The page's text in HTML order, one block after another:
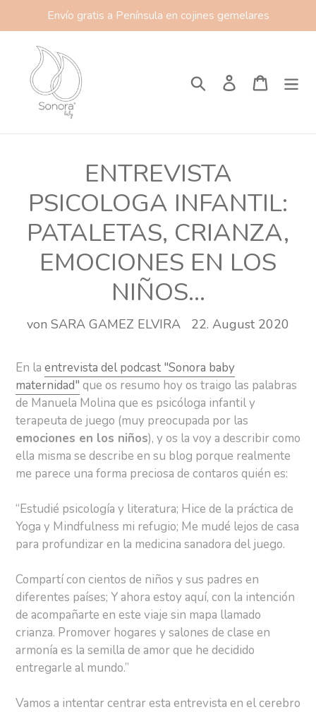
zum
Envío gratis a Península en cojines gemelares
Suchen Einloggen
ENTREVISTA
PSICOLOGA INFANTIL:
PATALETAS, CRIANZA,
EMOCIONES EN LOS
NIÑOS...
von SARA GAMEZ ELVIRA 22. August 2020
En la entrevista del podcast "Sonora baby
maternidad" que os resumo hoy os traigo las palabras
de Manuela Molina que es psicóloga infantil y
terapeuta de juego (muy preocupada por las
emociones en los niños), y os la voy a describir como
ella misma se describe en su blog porque realmente
me parece una forma preciosa de contaros quién es:
“Estudié psicología y literatura; Hice de la práctica de
Yoga y Mindfulness mi refugio; Me mudé lejos de casa
para profundizar en la medicina sanadora del juego.
Compartí con cientos de niños y sus padres en
diferentes países; Y ahora estoy aquí, con la intención
de acompañarte en este viaje sin mapa llamado
crianza. Promover hogares y salones de clase en
armonía es la semilla de amor que he decidido
entregarle al mundo.”
Vamos a intentar centrar esta entrevista en el cerebro